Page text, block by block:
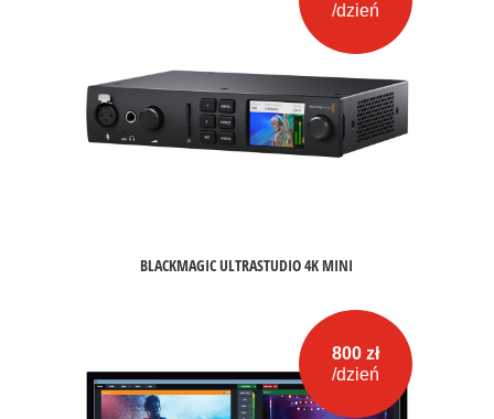
/dzień
BLACKMAGIC ULTRASTUDIO 4K MINI
800 zł
/dzień